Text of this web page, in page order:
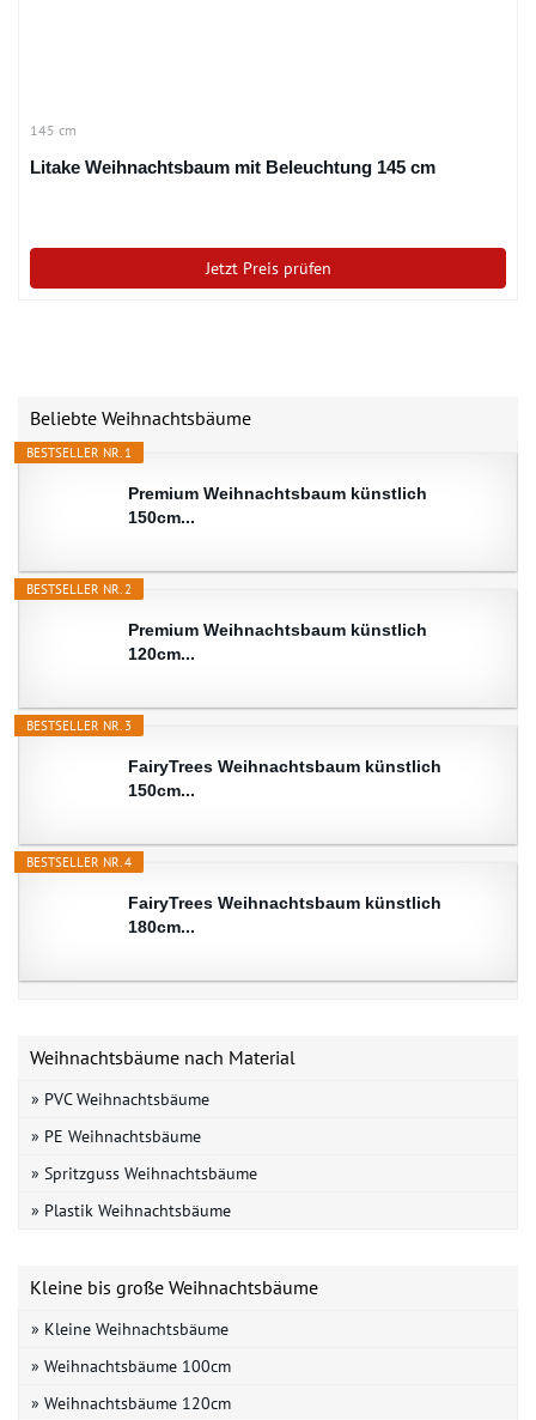
145 cm
Litake Weihnachtsbaum mit Beleuchtung 145 cm
Jetzt Preis prüfen
Beliebte Weihnachtsbäume
BESTSELLER NR. 1
Premium Weihnachtsbaum künstlich
150cm...
BESTSELLER NR. 2
Premium Weihnachtsbaum künstlich
120cm...
BESTSELLER NR. 3
FairyTrees Weihnachtsbaum künstlich
150cm...
BESTSELLER NR. 4
FairyTrees Weihnachtsbaum künstlich
180cm...
Weihnachtsbäume nach Material
» PVC Weihnachtsbäume
» PE Weihnachtsbäume
» Spritzguss Weihnachtsbäume
» Plastik Weihnachtsbäume
Kleine bis große Weihnachtsbäume
» Kleine Weihnachtsbäume
» Weihnachtsbäume 100cm
» Weihnachtsbäume 120cm